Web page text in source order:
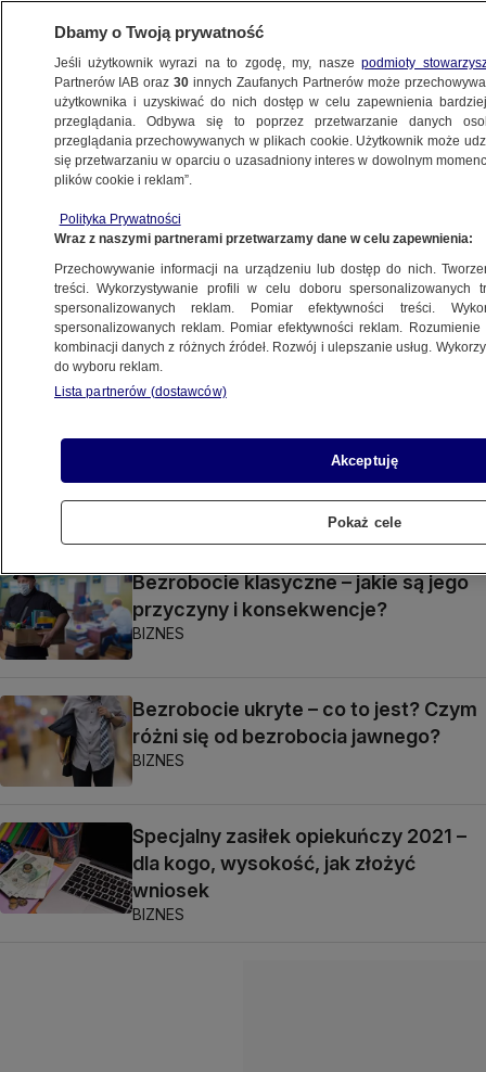
BEZROBOCIE
Bezrobocie w państwach Unii
Europejskiej. Oto najnowsze dane
BIZNES
Bezrobocie sezonowe – definicja,
przykłady i przyczyny
BIZNES
Likwidacja stanowiska pracy – kiedy
jest możliwa i jakie prawa przysługują
pracownikowi
Bezrobocie klasyczne – jakie są jego
przyczyny i konsekwencje?
BIZNES
Bezrobocie ukryte – co to jest? Czym
różni się od bezrobocia jawnego?
BIZNES
Specjalny zasiłek opiekuńczy 2021 –
dla kogo, wysokość, jak złożyć
wniosek
BIZNES
Dbamy o Twoją prywatność
Jeśli użytkownik wyrazi na to zgodę, my, naszepodmioty
Partnerów IAB oraz30 innych Zaufanych Partnerów może
użytkownika i uzyskiwać do nich dostęp w celu zapewnienia
przeglądania. Odbywa się to poprzez przetwarzanie danych
przeglądania przechowywanych w plikach cookie. Użytkownik może
się przetwarzaniu w oparciu o uzasadniony interes w dowolnym
plików cookie i reklam”.
Polityka Prywatności
Wraz z naszymi partnerami przetwarzamy dane w celu zapewnienia:
Przechowywanie informacji na urządzeniu lub dostęp do nich.
treści. Wykorzystywanie profili w celu doboru spersonalizowanych
spersonalizowanych reklam. Pomiar efektywności treści.
spersonalizowanych reklam. Pomiar efektywności reklam.
kombinacji danych z różnych źródeł. Rozwój i ulepszanie usług.
do wyboru reklam.
Lista partnerów (dostawców)
Akceptuję
Pokaż cele